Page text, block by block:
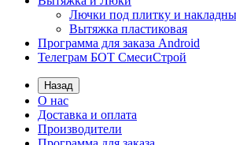
Лючки под плитку и
Вытяжка пластиковая
Программа для заказа Android
Телеграм БОТ СмесиСтрой
Назад
О нас
Доставка и оплата
Производители